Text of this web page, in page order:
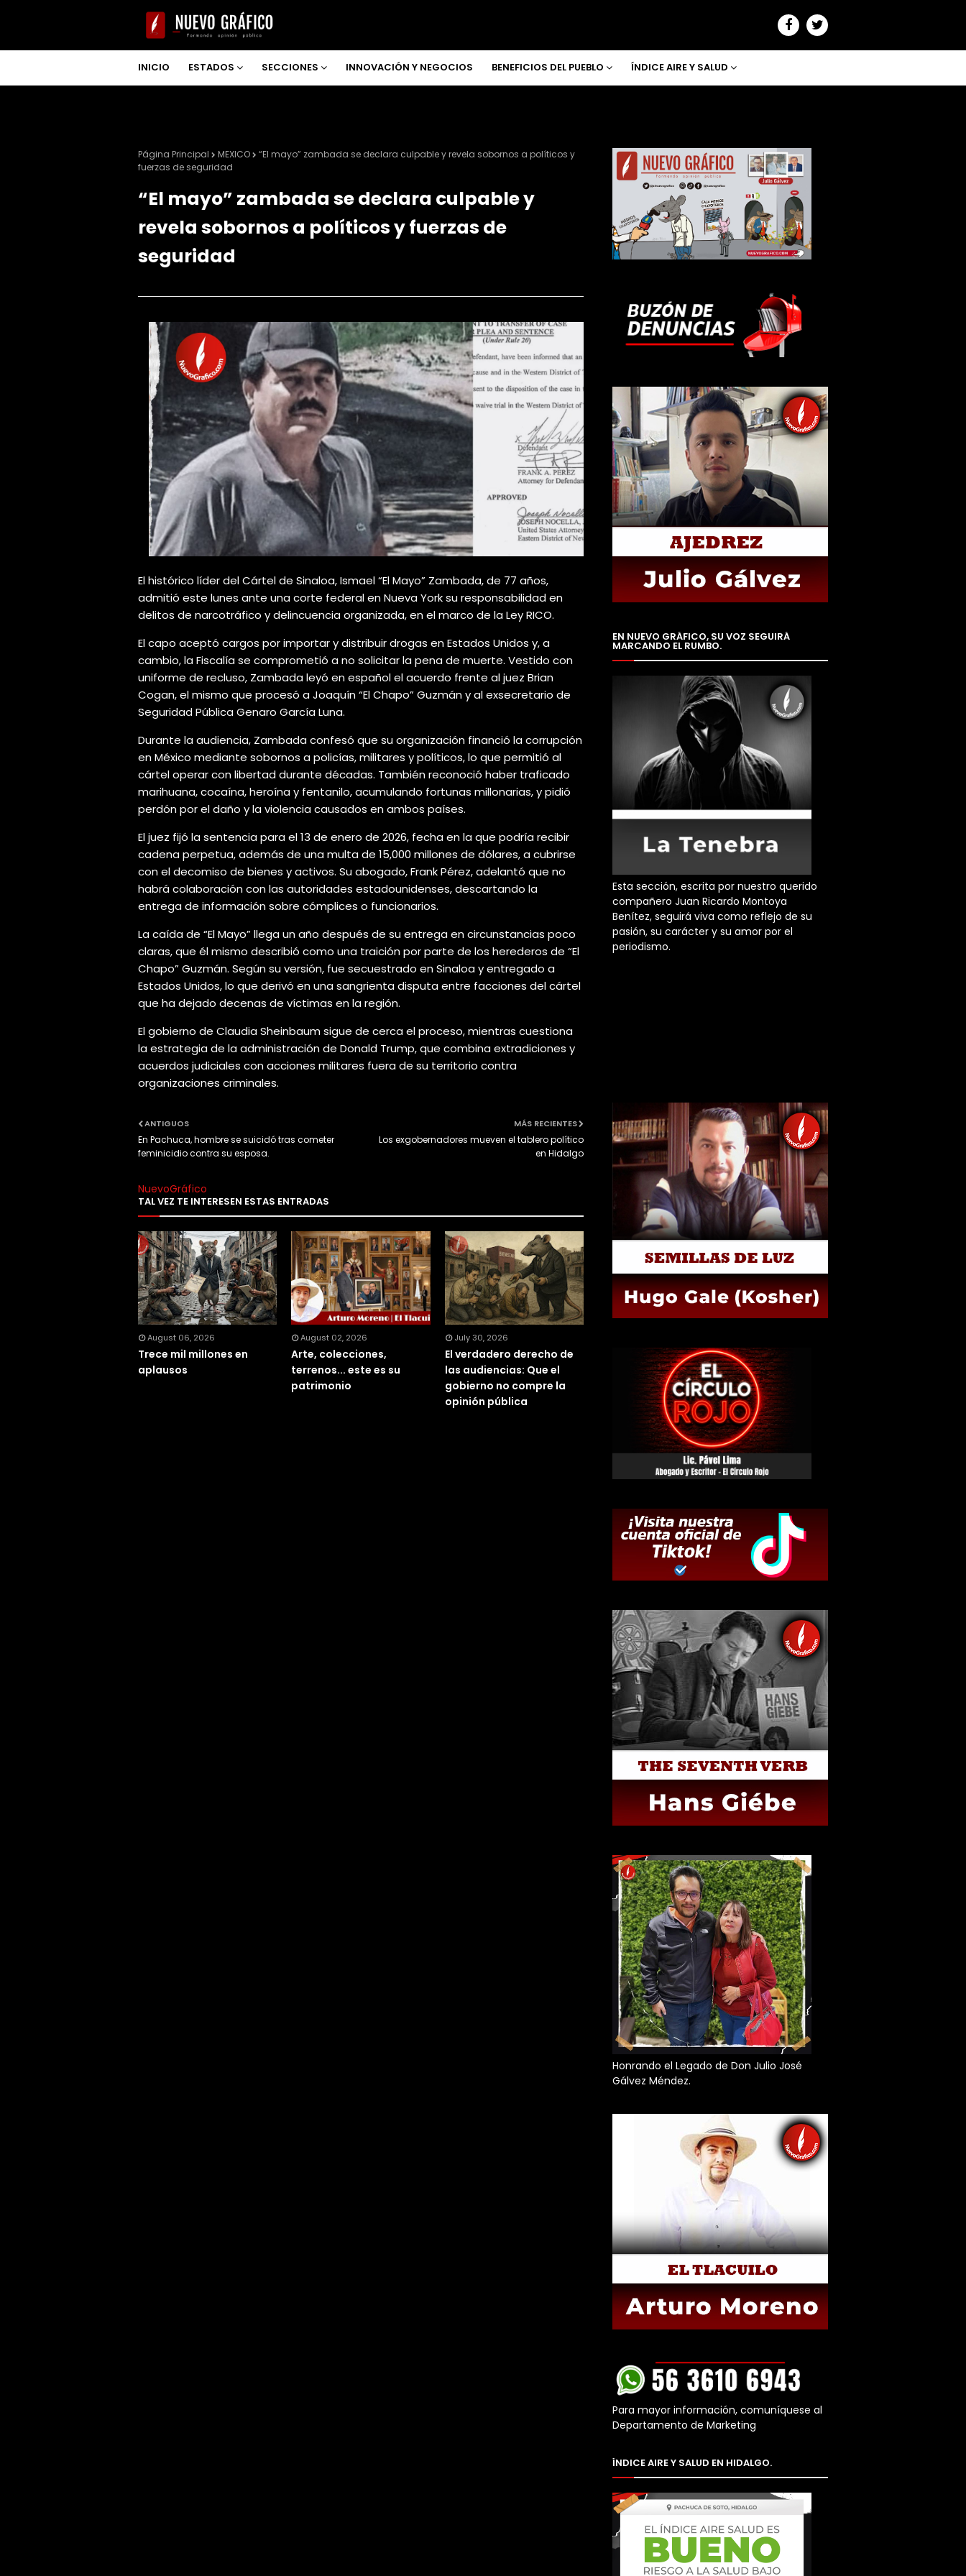
INICIO ESTADOS SECCIONES INNOVACIÓN Y NEGOCIOS BENEFICIOS DEL PUEBLO ÍNDICE AIRE Y SALUD
Página Principal MEXICO
“El mayo” zambada se declara culpable y revela sobornos a políticos y
fuerzas de seguridad
“El mayo” zambada se declara culpable y
revela sobornos a políticos y fuerzas de
seguridad
El histórico líder del Cártel de Sinaloa, Ismael “El Mayo” Zambada, de 77 años,
admitió este lunes ante una corte federal en Nueva York su responsabilidad en
delitos de narcotráfico y delincuencia organizada, en el marco de la Ley RICO.
El capo aceptó cargos por importar y distribuir drogas en Estados Unidos y, a
cambio, la Fiscalía se comprometió a no solicitar la pena de muerte. Vestido con
uniforme de recluso, Zambada leyó en español el acuerdo frente al juez Brian
Cogan, el mismo que procesó a Joaquín “El Chapo” Guzmán y al exsecretario de
Seguridad Pública Genaro García Luna.
Durante la audiencia, Zambada confesó que su organización financió la corrupción
en México mediante sobornos a policías, militares y políticos, lo que permitió al
cártel operar con libertad durante décadas. También reconoció haber traficado
marihuana, cocaína, heroína y fentanilo, acumulando fortunas millonarias, y pidió
perdón por el daño y la violencia causados en ambos países.
El juez fijó la sentencia para el 13 de enero de 2026, fecha en la que podría recibir
cadena perpetua, además de una multa de 15,000 millones de dólares, a cubrirse
con el decomiso de bienes y activos. Su abogado, Frank Pérez, adelantó que no
habrá colaboración con las autoridades estadounidenses, descartando la
entrega de información sobre cómplices o funcionarios.
La caída de “El Mayo” llega un año después de su entrega en circunstancias poco
claras, que él mismo describió como una traición por parte de los herederos de “El
Chapo” Guzmán. Según su versión, fue secuestrado en Sinaloa y entregado a
Estados Unidos, lo que derivó en una sangrienta disputa entre facciones del cártel
que ha dejado decenas de víctimas en la región.
El gobierno de Claudia Sheinbaum sigue de cerca el proceso, mientras cuestiona
la estrategia de la administración de Donald Trump, que combina extradiciones y
acuerdos judiciales con acciones militares fuera de su territorio contra
organizaciones criminales.
MÁS RECIENTES
Los exgobernadores mueven el tablero político
en Hidalgo
ANTIGUOS
En Pachuca, hombre se suicidó tras cometer
feminicidio contra su esposa.
NuevoGráfico
TAL VEZ TE INTERESEN ESTAS ENTRADAS
August 06, 2026
Trece mil millones en
aplausos
August 02, 2026
Arte, colecciones,
terrenos... este es su
patrimonio
July 30, 2026
El verdadero derecho de
las audiencias: Que el
gobierno no compre la
opinión pública
EN NUEVO GRÁFICO, SU VOZ SEGUIRÁ
MARCANDO EL RUMBO.
Esta sección, escrita por nuestro querido
compañero Juan Ricardo Montoya
Benítez, seguirá viva como reflejo de su
pasión, su carácter y su amor por el
periodismo.
Honrando el Legado de Don Julio José
Gálvez Méndez.
Para mayor información, comuníquese al
Departamento de Marketing
ÍNDICE AIRE Y SALUD EN HIDALGO.